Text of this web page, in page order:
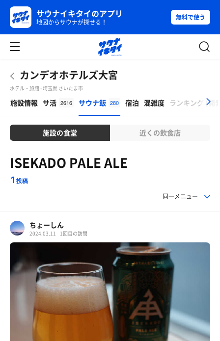
サウナイキタイのアプリ
地図からサウナが探せる！
無料で使う
カンデオホテルズ大宮
ホテル・旅館 - 埼玉県 さいたま市
施設情報 サ活 2616 サウナ飯 280 宿泊 混雑度 ランキング (開
施設の食堂 近くの飲食店
ISEKADO PALE ALE
1 投稿
同一メニュー
ちょーしん
2024.03.11 1回目の訪問